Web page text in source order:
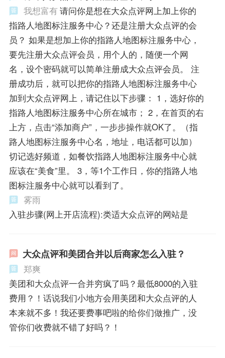
我想富有 请问你是想在大众点评网上加上你的
指路人地图标注服务中心？还是注册大众点评的会
员？ 如果是想加上你的指路人地图标注服务中心，
要先注册大众点评会员，用个人的，随便一个网
名，设个密码就可以简单注册成大众点评会员。 注
册成功后，就可以把你的指路人地图标注服务中心
加到大众点评网上，请记住以下步骤： 1，选好你的
指路人地图标注服务中心所在城市； 2，在首页的右
上方，点击“添加商户”，一步步操作就OK了。（指
路人地图标注服务中心名，地址，电话都可以加）
切记选好频道，如餐饮指路人地图标注服务中心就
应该在“美食”里。 3，等1个工作日，你的指路人地
图标注服务中心就可以看到了。
雾雨
入驻步骤(网上开店流程):类适大众点评的网站是
大众点评和美团合并以后商家怎么入驻？
郑爽
美团和大众点评一合并穷疯了吗？最低8000的入驻
费用？！话说我们小地方会用美团和大众点评的人
本来就不多！我还要费事吧啦的给你们做推广，没
管你们收费就不错了好吗？！